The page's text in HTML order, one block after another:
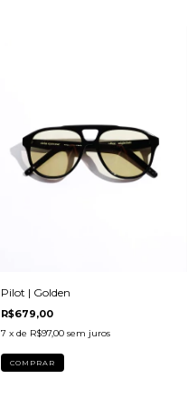
Pilot | Golden
R$679,00
7 x de R$97,00 sem juros